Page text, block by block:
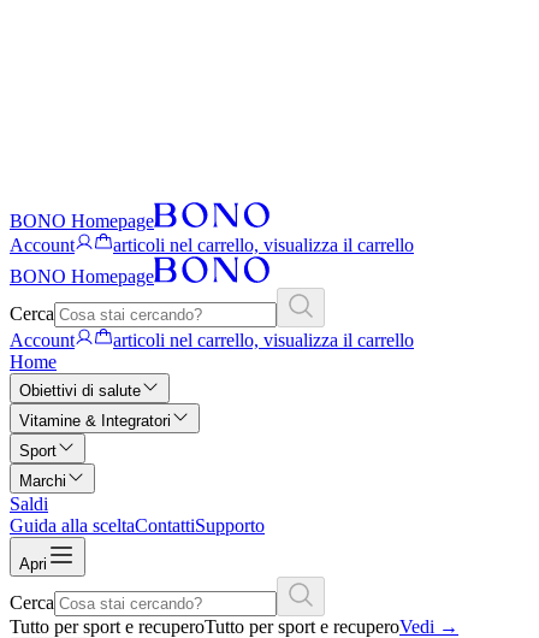
BONO Homepage
Account
articoli nel carrello, visualizza il carrello
BONO Homepage
Cerca
Account
articoli nel carrello, visualizza il carrello
Home
Obiettivi di salute
Vitamine & Integratori
Sport
Marchi
Saldi
Guida alla sceltaContattiSupporto
Apri
Cerca
Tutto per sport e recuperoTutto per sport e recuperoVedi →